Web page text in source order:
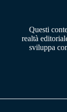
Questi
realtà
sviluppa